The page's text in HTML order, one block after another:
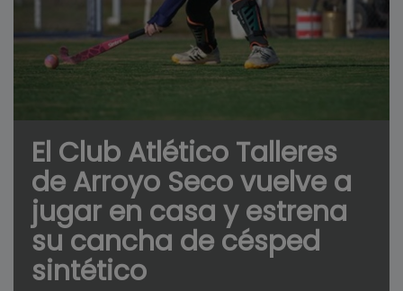
El Club Atlético Talleres
de Arroyo Seco vuelve a
jugar en casa y estrena
su cancha de césped
sintético